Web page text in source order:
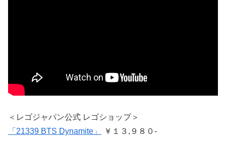
＜レゴジャパン公式 レゴショップ＞
「21339 BTS Dynamite」
￥１３,９８０-